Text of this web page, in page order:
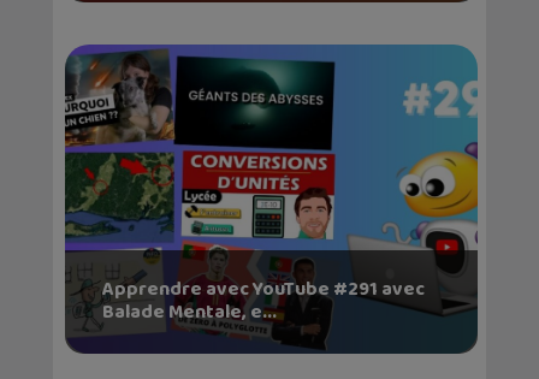
Apprendre avec YouTube #291 avec
Balade Mentale, e...